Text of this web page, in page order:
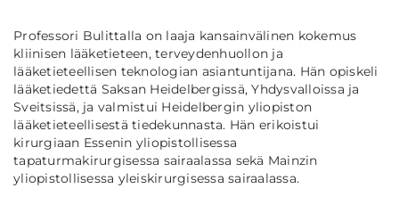
Professori Bulittalla on laaja kansainvälinen kokemus
kliinisen lääketieteen, terveydenhuollon ja
lääketieteellisen teknologian asiantuntijana. Hän opiskeli
lääketiedettä Saksan Heidelbergissä, Yhdysvalloissa ja
Sveitsissä, ja valmistui Heidelbergin yliopiston
lääketieteellisestä tiedekunnasta. Hän erikoistui
kirurgiaan Essenin yliopistollisessa
tapaturmakirurgisessa sairaalassa sekä Mainzin
yliopistollisessa yleiskirurgisessa sairaalassa.